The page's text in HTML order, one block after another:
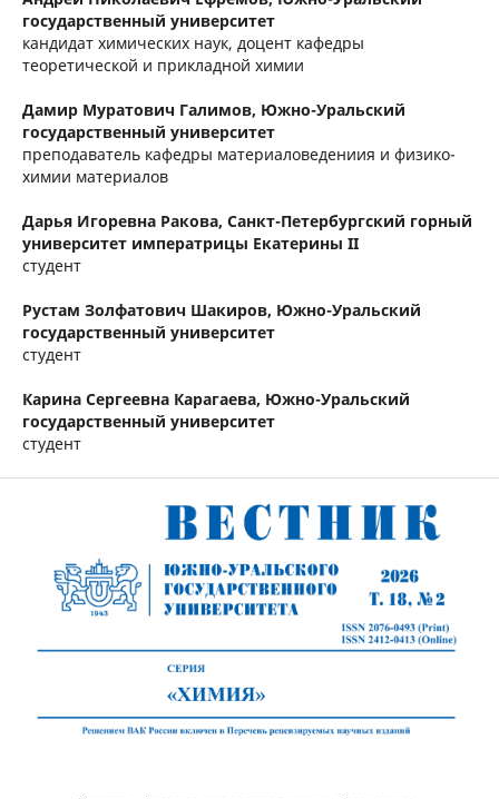
государственный университет
кандидат химических наук, доцент кафедры
теоретической и прикладной химии
Дамир Муратович Галимов, Южно-Уральский
государственный университет
преподаватель кафедры материаловедениия и физико-
химии материалов
Дарья Игоревна Ракова, Санкт-Петербургский горный
университет императрицы Екатерины ΙΙ
студент
Рустам Золфатович Шакиров, Южно-Уральский
государственный университет
студент
Карина Сергеевна Карагаева, Южно-Уральский
государственный университет
студент